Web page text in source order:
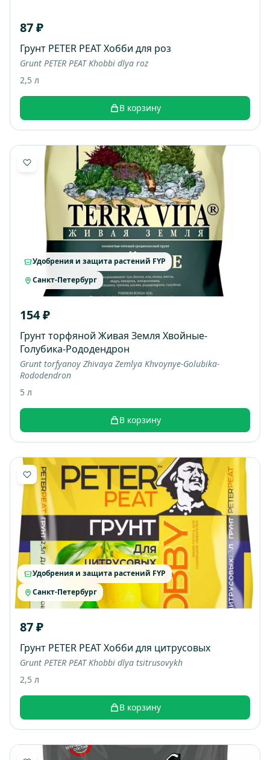
87 ₽
Грунт PETER PEAT Хобби для роз
Grunt PETER PEAT Khobbi dlya roz
2,5 л
В корзину
Удобрения и защита растений FYP
Санкт-Петербург
154 ₽
Грунт торфяной Живая Земля Хвойные-
Голубика-Рододендрон
Grunt torfyanoy Zhivaya Zemlya Khvoynye-Golubika-
Rododendron
5 л
В корзину
Удобрения и защита растений FYP
Санкт-Петербург
87 ₽
Грунт PETER PEAT Хобби для цитрусовых
Grunt PETER PEAT Khobbi dlya tsitrusovykh
2,5 л
В корзину